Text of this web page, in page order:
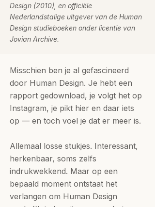
Design (2010), en officiële
Nederlandstalige uitgever van de Human
Design studieboeken onder licentie van
Jovian Archive.
Misschien ben je al gefascineerd
door Human Design. Je hebt een
rapport gedownload, je volgt het op
Instagram, je pikt hier en daar iets
op — en toch voel je dat er meer is.
Allemaal losse stukjes. Interessant,
herkenbaar, soms zelfs
indrukwekkend. Maar op een
bepaald moment ontstaat het
verlangen om Human Design